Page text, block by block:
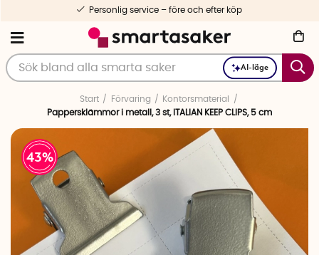
AI-läge
Personlig service – före och efter köp
Start Förvaring
Kontorsmaterial
Pappersklämmor i metall, 3 st, ITALIAN KEEP CLIPS, 5 cm
43